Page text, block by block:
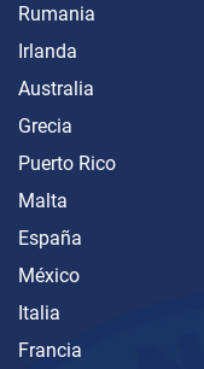
Rumania
Irlanda
Australia
Grecia
Puerto Rico
Malta
España
México
Italia
Francia